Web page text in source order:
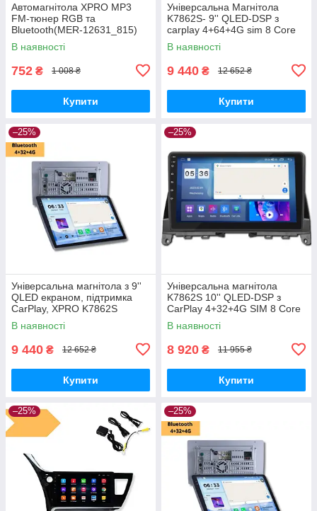
Автомагнітола XPRO MP3
FM-тюнер RGB та
Bluetooth(MER-12631_815)
В наявності
752 ₴ 1 008 ₴
Купити
Універсальна Магнітола
K7862S- 9'' QLED-DSP з
carplay 4+64+4G sim 8 Core
Android 12 RGB (43336-
K7862S- 9''_6906)
В наявності
9 440 ₴ 12 652 ₴
Купити
–25%
Універсальна магнітола з 9''
QLED екраном, підтримка
CarPlay, XPRO K7862S
В наявності
9 440 ₴ 12 652 ₴
Купити
–25%
Універсальна магнітола
K7862S 10'' QLED-DSP з
CarPlay 4+32+4G SIM 8 Core
Android 12 RGB (43334-
K7862S- 10''_7826)
В наявності
8 920 ₴ 11 955 ₴
Купити
–25% –25%